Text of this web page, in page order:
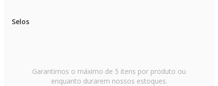
Selos
Garantimos o máximo de 5 itens por produto ou
enquanto durarem nossos estoques.